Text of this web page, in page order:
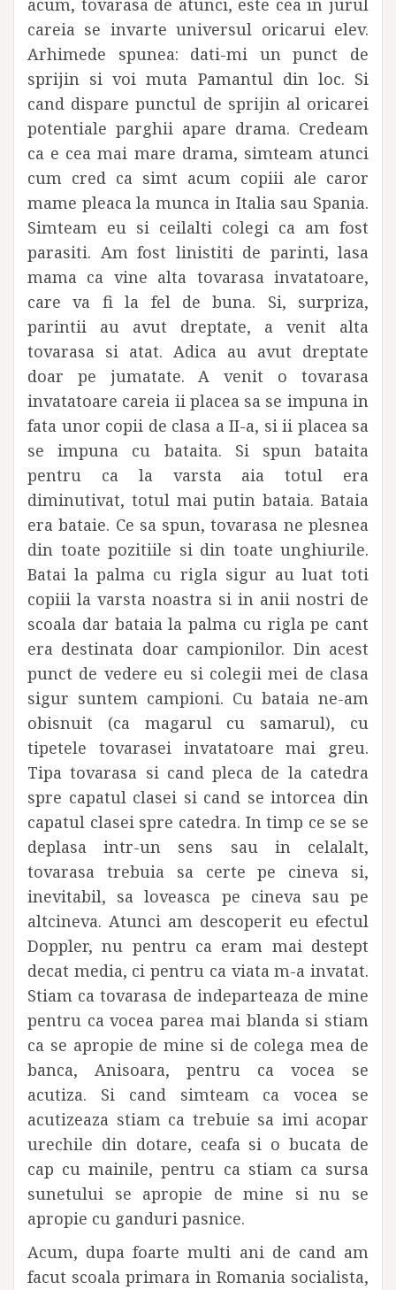
acum, tovarasa de atunci, este cea in jurul
careia se invarte universul oricarui elev.
Arhimede spunea: dati-mi un punct de
sprijin si voi muta Pamantul din loc. Si
cand dispare punctul de sprijin al oricarei
potentiale parghii apare drama. Credeam
ca e cea mai mare drama, simteam atunci
cum cred ca simt acum copiii ale caror
mame pleaca la munca in Italia sau Spania.
Simteam eu si ceilalti colegi ca am fost
parasiti. Am fost linistiti de parinti, lasa
mama ca vine alta tovarasa invatatoare,
care va fi la fel de buna. Si, surpriza,
parintii au avut dreptate, a venit alta
tovarasa si atat. Adica au avut dreptate
doar pe jumatate. A venit o tovarasa
invatatoare careia ii placea sa se impuna in
fata unor copii de clasa a II-a, si ii placea sa
se impuna cu bataita. Si spun bataita
pentru ca la varsta aia totul era
diminutivat, totul mai putin bataia. Bataia
era bataie. Ce sa spun, tovarasa ne plesnea
din toate pozitiile si din toate unghiurile.
Batai la palma cu rigla sigur au luat toti
copiii la varsta noastra si in anii nostri de
scoala dar bataia la palma cu rigla pe cant
era destinata doar campionilor. Din acest
punct de vedere eu si colegii mei de clasa
sigur suntem campioni. Cu bataia ne-am
obisnuit (ca magarul cu samarul), cu
tipetele tovarasei invatatoare mai greu.
Tipa tovarasa si cand pleca de la catedra
spre capatul clasei si cand se intorcea din
capatul clasei spre catedra. In timp ce se se
deplasa intr-un sens sau in celalalt,
tovarasa trebuia sa certe pe cineva si,
inevitabil, sa loveasca pe cineva sau pe
altcineva. Atunci am descoperit eu efectul
Doppler, nu pentru ca eram mai destept
decat media, ci pentru ca viata m-a invatat.
Stiam ca tovarasa de indeparteaza de mine
pentru ca vocea parea mai blanda si stiam
ca se apropie de mine si de colega mea de
banca, Anisoara, pentru ca vocea se
acutiza. Si cand simteam ca vocea se
acutizeaza stiam ca trebuie sa imi acopar
urechile din dotare, ceafa si o bucata de
cap cu mainile, pentru ca stiam ca sursa
sunetului se apropie de mine si nu se
apropie cu ganduri pasnice.
Acum, dupa foarte multi ani de cand am
facut scoala primara in Romania socialista,